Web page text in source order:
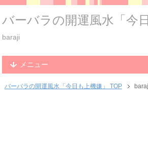
バーバラの開運風水「今
baraji
メニュー
バーバラの開運風水「今日も上機嫌」 TOP